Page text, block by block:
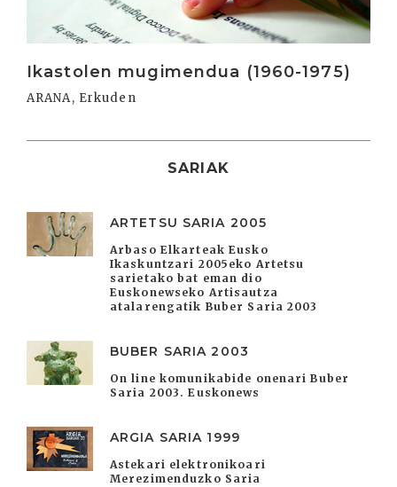
Ikastolen mugimendua (1960-1975)
ARANA, Erkuden
SARIAK
ARTETSU SARIA 2005
Arbaso Elkarteak Eusko
Ikaskuntzari 2005eko Artetsu
sarietako bat eman dio
Euskonewseko Artisautza
atalarengatik Buber Saria 2003
BUBER SARIA 2003
On line komunikabide onenari Buber
Saria 2003. Euskonews
ARGIA SARIA 1999
Astekari elektronikoari
Merezimenduzko Saria